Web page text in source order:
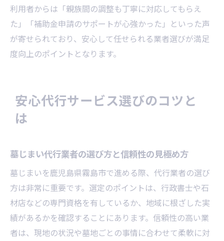
利用者からは「親族間の調整も丁寧に対応してもらえ
た」「補助金申請のサポートが心強かった」といった声
が寄せられており、安心して任せられる業者選びが満足
度向上のポイントとなります。
安心代行サービス選びのコツと
は
墓じまい代行業者の選び方と信頼性の見極め方
墓じまいを鹿児島県霧島市で進める際、代行業者の選び
方は非常に重要です。選定のポイントは、行政書士や石
材店などの専門資格を有しているか、地域に根ざした実
績があるかを確認することにあります。信頼性の高い業
者は、現地の状況や墓地ごとの事情に合わせて柔軟に対